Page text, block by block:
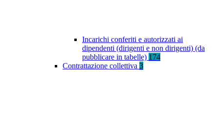
Incarichi conferiti e autorizzati ai
dipendenti (dirigenti e non dirigenti) (da
pubblicare in tabelle) 174
Contrattazione collettiva 3